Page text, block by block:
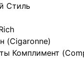
Стиль
(Cigaronne)
Комплимент